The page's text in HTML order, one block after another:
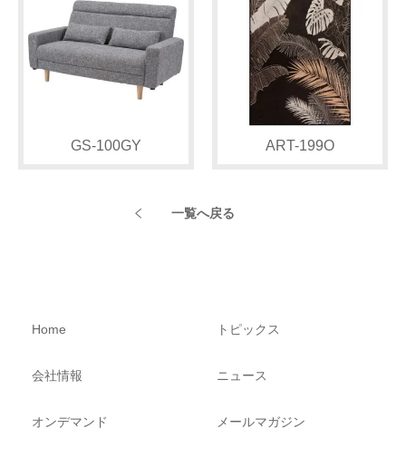
GS-100GY ART-199O
一覧へ戻る
Home
会社情報
オンデマンド
トピックス
ニュース
メールマガジン